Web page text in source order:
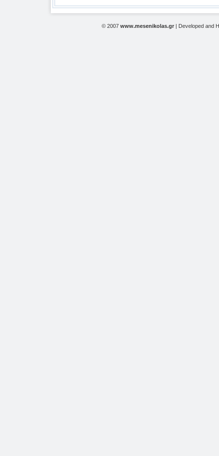
© 2007 www.mesenikolas.gr | Developed and